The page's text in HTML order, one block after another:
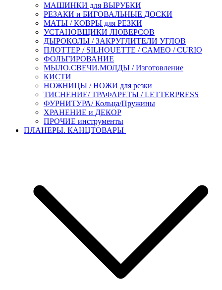
МАШИНКИ для ВЫРУБКИ
РЕЗАКИ и БИГОВАЛЬНЫЕ ДОСКИ
МАТЫ / КОВРЫ для РЕЗКИ
УСТАНОВЩИКИ ЛЮВЕРСОВ
ДЫРОКОЛЫ / ЗАКРУГЛИТЕЛИ УГЛОВ
ПЛОТТЕР / SILHOUETTE / CAMEO / CURIO
ФОЛЬГИРОВАНИЕ
МЫЛО.СВЕЧИ.МОЛДЫ / Изготовление
КИСТИ
НОЖНИЦЫ / НОЖИ для резки
ТИСНЕНИЕ/ ТРАФАРЕТЫ / LETTERPRESS
ФУРНИТУРА/ Кольца/Пружины
ХРАНЕНИЕ и ДЕКОР
ПРОЧИЕ инструменты
ПЛАНЕРЫ. КАНЦТОВАРЫ